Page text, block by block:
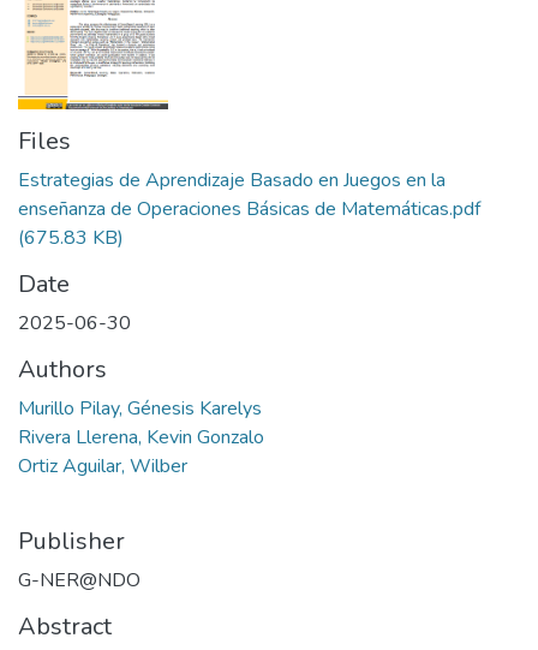
Files
Estrategias de Aprendizaje Basado en Juegos en la
enseñanza de Operaciones Básicas de Matemáticas.pdf
(675.83 KB)
Date
2025-06-30
Authors
Murillo Pilay, Génesis Karelys
Rivera Llerena, Kevin Gonzalo
Ortiz Aguilar, Wilber
Publisher
G-NER@NDO
Abstract